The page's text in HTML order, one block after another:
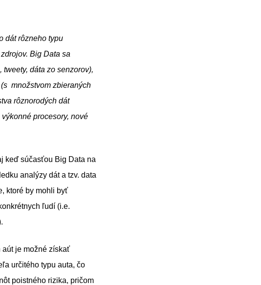
dát rôzneho typu
Big Data sa
dáta zo senzorov),
množstvom zbieraných
rôznorodých dát
procesory, nové
keď súčasťou Big Data na
analýzy dát a tzv. data
ktoré by mohli byť
ľudí (i.e.
aút je možné získať
určitého typu auta, čo
poistného rizika, pričom